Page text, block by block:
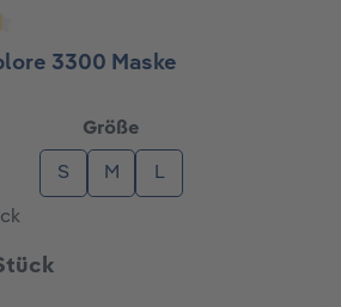
Bewertung von 4.5 von 5
3300 Maske
Größe
S M L